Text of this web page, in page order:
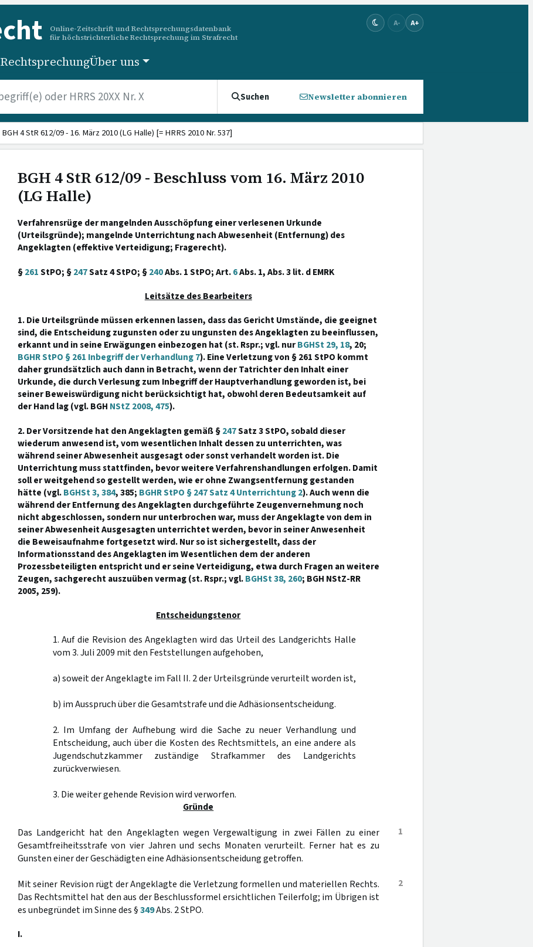
Online-Zeitschrift und Rechtsprechungsdatenbank
für höchstrichterliche Rechtsprechung im Strafrecht
A- A+
RechtsprechungÜber uns
Suchen Newsletter abonnieren
BGH 4 StR 612/09 - 16. März 2010 (LG Halle) [= HRRS 2010 Nr. 537]
BGH 4 StR 612/09 - Beschluss vom 16. März 2010
(LG Halle)
Verfahrensrüge der mangelnden Ausschöpfung einer verlesenen Urkunde
(Urteilsgründe); mangelnde Unterrichtung nach Abwesenheit (Entfernung) des
Angeklagten (effektive Verteidigung; Fragerecht).
§261StPO; §247Satz 4 StPO; §240Abs. 1 StPO; Art.6Abs. 1, Abs. 3 lit. d EMRK
Leitsätze des Bearbeiters
1. Die Urteilsgründe müssen erkennen lassen, dass das Gericht Umstände, die geeignet
sind, die Entscheidung zugunsten oder zu ungunsten des Angeklagten zu beeinflussen,
erkannt und in seine Erwägungen einbezogen hat (st. Rspr.; vgl. nurBGHSt 29, 18, 20;
BGHR StPO § 261 Inbegriff der Verhandlung 7). Eine Verletzung von § 261 StPO kommt
daher grundsätzlich auch dann in Betracht, wenn der Tatrichter den Inhalt einer
Urkunde, die durch Verlesung zum Inbegriff der Hauptverhandlung geworden ist, bei
seiner Beweiswürdigung nicht berücksichtigt hat, obwohl deren Bedeutsamkeit auf
der Hand lag (vgl. BGH NStZ 2008, 475).
2. Der Vorsitzende hat den Angeklagten gemäß §247Satz 3 StPO, sobald dieser
wiederum anwesend ist, vom wesentlichen Inhalt dessen zu unterrichten, was
während seiner Abwesenheit ausgesagt oder sonst verhandelt worden ist. Die
Unterrichtung muss stattfinden, bevor weitere Verfahrenshandlungen erfolgen. Damit
soll er weitgehend so gestellt werden, wie er ohne Zwangsentfernung gestanden
hätte (vgl.BGHSt 3, 384, 385; BGHR StPO § 247 Satz 4 Unterrichtung 2). Auch wenn die
während der Entfernung des Angeklagten durchgeführte Zeugenvernehmung noch
nicht abgeschlossen, sondern nur unterbrochen war, muss der Angeklagte von dem in
seiner Abwesenheit Ausgesagten unterrichtet werden, bevor in seiner Anwesenheit
die Beweisaufnahme fortgesetzt wird. Nur so ist sichergestellt, dass der
Informationsstand des Angeklagten im Wesentlichen dem der anderen
Prozessbeteiligten entspricht und er seine Verteidigung, etwa durch Fragen an weitere
Zeugen, sachgerecht auszuüben vermag (st. Rspr.; vgl.BGHSt 38, 260; BGH NStZ-RR
2005, 259).
Entscheidungstenor
1. Auf die Revision des Angeklagten wird das Urteil des Landgerichts Halle
vom 3. Juli 2009 mit den Feststellungen aufgehoben,
a) soweit der Angeklagte im Fall II. 2 der Urteilsgründe verurteilt worden ist,
b) im Ausspruch über die Gesamtstrafe und die Adhäsionsentscheidung.
2. Im Umfang der Aufhebung wird die Sache zu neuer Verhandlung und
Entscheidung, auch über die Kosten des Rechtsmittels, an eine andere als
Jugendschutzkammer zuständige Strafkammer des Landgerichts
zurückverwiesen.
3. Die weiter gehende Revision wird verworfen.
Gründe
1
Das Landgericht hat den Angeklagten wegen Vergewaltigung in zwei Fällen zu einer
Gesamtfreiheitsstrafe von vier Jahren und sechs Monaten verurteilt. Ferner hat es zu
Gunsten einer der Geschädigten eine Adhäsionsentscheidung getroffen.
2
Mit seiner Revision rügt der Angeklagte die Verletzung formellen und materiellen Rechts.
Das Rechtsmittel hat den aus der Beschlussformel ersichtlichen Teilerfolg; im Übrigen ist
es unbegründet im Sinne des §349Abs. 2 StPO.
I.